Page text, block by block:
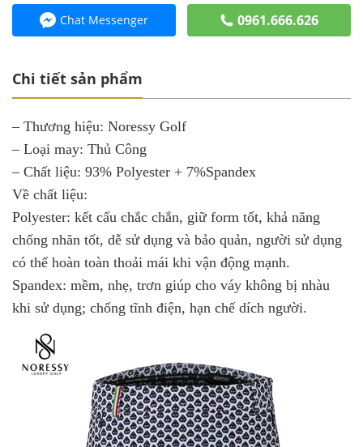
Chat Messenger 0961.666.626
Chi tiết sản phẩm
– Thương hiệu: Noressy Golf
– Loại may: Thủ Công
– Chất liệu: 93% Polyester + 7%Spandex
Về chất liệu:
Polyester: kết cấu chắc chắn, giữ form tốt, khả năng
chống nhăn tốt, dễ sử dụng và bảo quản, người sử dụng
có thể hoàn toàn thoải mái khi vận động mạnh.
Spandex: mềm, nhẹ, trơn giúp cho váy không bị nhàu
khi sử dụng; chống tĩnh điện, hạn chế dích người.